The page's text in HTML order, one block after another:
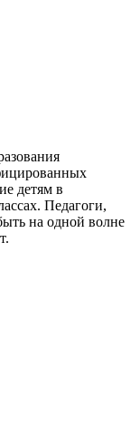
детям в
Педагоги,
на одной волне